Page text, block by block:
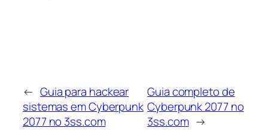
← Guia para hackear
sistemas em Cyberpunk
2077 no 3ss.com
Guia completo de
Cyberpunk 2077 no
3ss.com →